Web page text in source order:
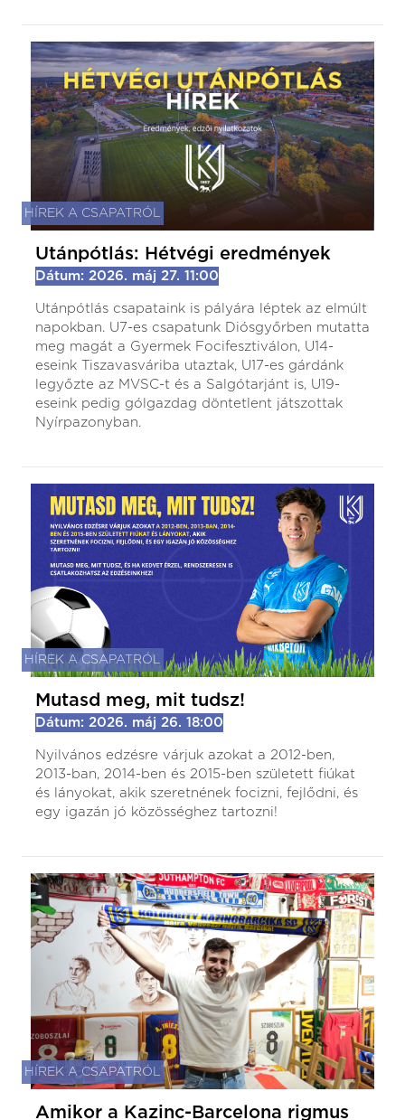
HÍREK A CSAPATRÓL
Utánpótlás: Hétvégi eredmények
Dátum: 2026. máj 27. 11:00
Utánpótlás csapataink is pályára léptek az elmúlt
napokban. U7-es csapatunk Diósgyőrben mutatta
meg magát a Gyermek Focifesztiválon, U14-
eseink Tiszavasváriba utaztak, U17-es gárdánk
legyőzte az MVSC-t és a Salgótarjánt is, U19-
eseink pedig gólgazdag döntetlent játszottak
Nyírpazonyban.
HÍREK A CSAPATRÓL
Mutasd meg, mit tudsz!
Dátum: 2026. máj 26. 18:00
Nyilvános edzésre várjuk azokat a 2012-ben,
2013-ban, 2014-ben és 2015-ben született fiúkat
és lányokat, akik szeretnének focizni, fejlődni, és
egy igazán jó közösséghez tartozni!
HÍREK A CSAPATRÓL
Amikor a Kazinc-Barcelona rigmus